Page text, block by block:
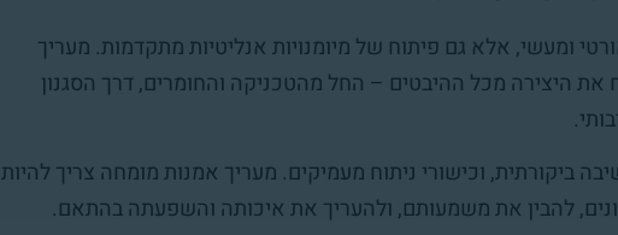
ומעשי, אלא גם פיתוח של מיומנויות אנליטיות מתקדמות. מעריך
את היצירה מכל ההיבטים – החל מהטכניקה והחומרים, דרך הסגנון
ביקורתית, וכישורי ניתוח מעמיקים. מעריך אמנות מומחה צריך להיות
להבין את משמעותם, ולהעריך את איכותה והשפעתה בהתאם.